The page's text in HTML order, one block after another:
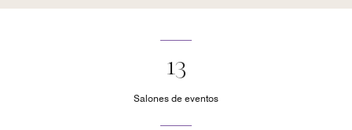
13
Salones de eventos